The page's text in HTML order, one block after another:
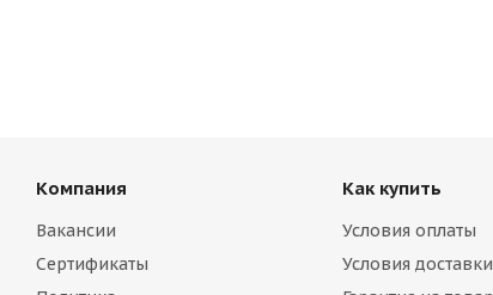
Компания
Вакансии
Сертификаты
Как купить
Условия оплаты
Условия доставки